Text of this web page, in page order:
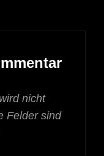
nicht
Felder sind